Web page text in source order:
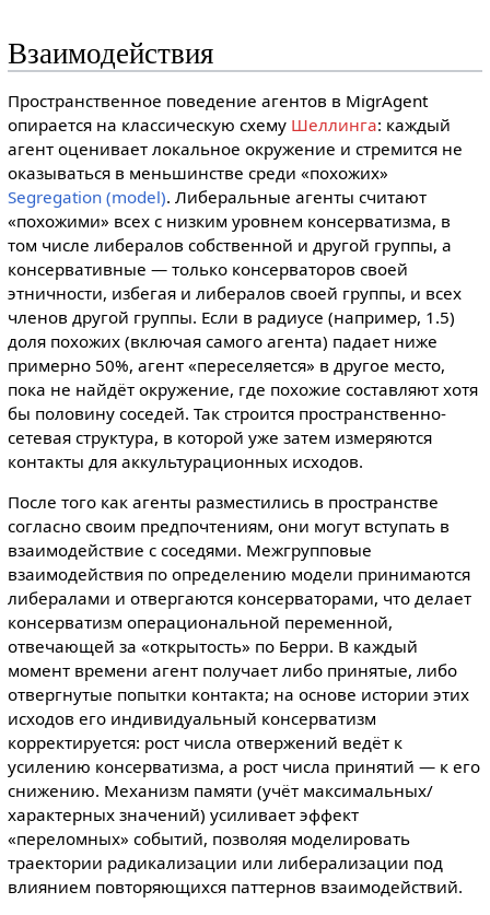
Взаимодействия
Пространственное поведение агентов в MigrAgent
опирается на классическую схему Шеллинга: каждый
агент оценивает локальное окружение и стремится не
оказываться в меньшинстве среди «похожих»
Segregation (model). Либеральные агенты считают
«похожими» всех с низким уровнем консерватизма, в
том числе либералов собственной и другой группы, а
консервативные — только консерваторов своей
этничности, избегая и либералов своей группы, и всех
членов другой группы. Если в радиусе (например, 1.5)
доля похожих (включая самого агента) падает ниже
примерно 50%, агент «переселяется» в другое место,
пока не найдёт окружение, где похожие составляют хотя
бы половину соседей. Так строится пространственно-
сетевая структура, в которой уже затем измеряются
контакты для аккультурационных исходов.
После того как агенты разместились в пространстве
согласно своим предпочтениям, они могут вступать в
взаимодействие с соседями. Межгрупповые
взаимодействия по определению модели принимаются
либералами и отвергаются консерваторами, что делает
консерватизм операциональной переменной,
отвечающей за «открытость» по Берри. В каждый
момент времени агент получает либо принятые, либо
отвергнутые попытки контакта; на основе истории этих
исходов его индивидуальный консерватизм
корректируется: рост числа отвержений ведёт к
усилению консерватизма, а рост числа принятий — к его
снижению. Механизм памяти (учёт максимальных/
характерных значений) усиливает эффект
«переломных» событий, позволяя моделировать
траектории радикализации или либерализации под
влиянием повторяющихся паттернов взаимодействий.